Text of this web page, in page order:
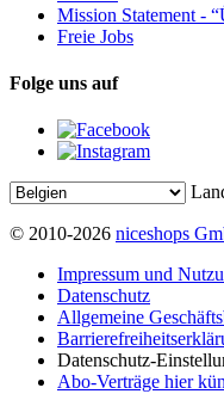
Mission Statement -
Freie Jobs
Folge uns auf
© 2010-2026 niceshops
Impressum und
Datenschutz
Allgemeine
Datenschutz-
Abo-Verträge hier